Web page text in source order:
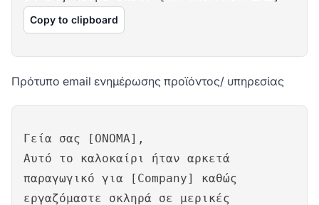
Copy to clipboard
Πρότυπο email ενημέρωσης προϊόντος/ υπηρεσίας
Γεία σας [ΟΝΟΜΑ],
Αυτό το καλοκαίρι ήταν αρκετά
παραγωγικό για [Company] καθώς
εργαζόμαστε σκληρά σε μερικές